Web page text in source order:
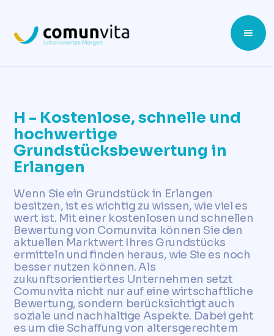
H - Kostenlose, schnelle und
hochwertige
Grundstücksbewertung in
Erlangen
Wenn Sie ein Grundstück in Erlangen
besitzen, ist es wichtig zu wissen, wie viel es
wert ist. Mit einer kostenlosen und schnellen
Bewertung von Comunvita können Sie den
aktuellen Marktwert Ihres Grundstücks
ermitteln und finden heraus, wie Sie es noch
besser nutzen können. Als
zukunftsorientiertes Unternehmen setzt
Comunvita nicht nur auf eine wirtschaftliche
Bewertung, sondern berücksichtigt auch
soziale und nachhaltige Aspekte. Dabei geht
es um die Schaffung von altersgerechtem